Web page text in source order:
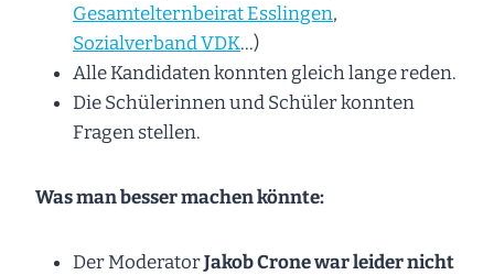
Gesamtelternbeirat Esslingen,
Sozialverband VDK…)
Alle Kandidaten konnten gleich lange reden.
Die Schülerinnen und Schüler konnten
Fragen stellen.
Was man besser machen könnte:
Der ModeratorJakob Crone war leider nicht